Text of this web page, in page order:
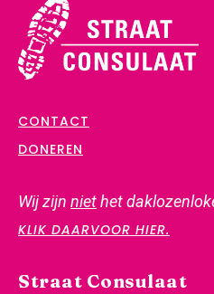
CONTACT
DONEREN
Wij zijn niethet
KLIK DAARVOOR HIER.
Straat Consulaat